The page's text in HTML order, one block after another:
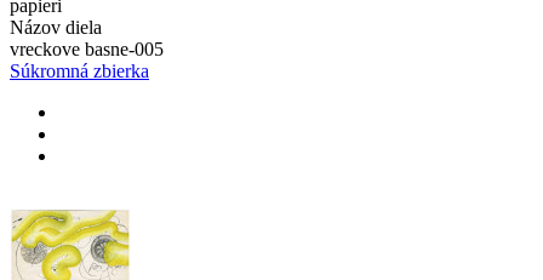
papieri
Názov diela
vreckove basne-005
Súkromná zbierka